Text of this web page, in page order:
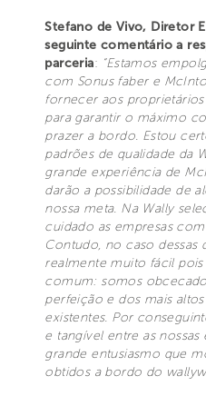
Stefano de Vivo, Diretor
seguinte comentário a
parceria: “Estamos
com Sonus faber e
fornecer aos
para garantir o máximo
prazer a bordo. Estou
padrões de qualidade da
grande experiência de
darão a possibilidade de
nossa meta. Na Wally
cuidado as empresas
Contudo, no caso dessas
realmente muito fácil
comum: somos
perfeição e dos mais
existentes. Por
e tangível entre as
grande entusiasmo que
obtidos a bordo do